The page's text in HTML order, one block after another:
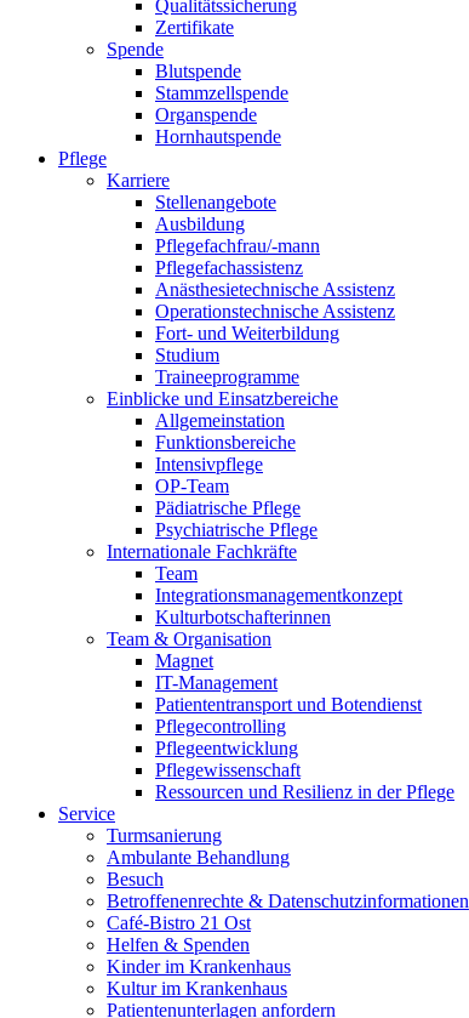
Qualitätssicherung
Zertifikate
Spende
Blutspende
Stammzellspende
Organspende
Hornhautspende
Pflege
Karriere
Stellenangebote
Ausbildung
Pflegefachfrau/-mann
Pflegefachassistenz
Anästhesietechnische Assistenz
Operationstechnische Assistenz
Fort- und Weiterbildung
Studium
Traineeprogramme
Einblicke und Einsatzbereiche
Allgemeinstation
Funktionsbereiche
Intensivpflege
OP-Team
Pädiatrische Pflege
Psychiatrische Pflege
Internationale Fachkräfte
Team
Integrationsmanagementkonzept
Kulturbotschafterinnen
Team & Organisation
Magnet
IT-Management
Patiententransport und Botendienst
Pflegecontrolling
Pflegeentwicklung
Pflegewissenschaft
Ressourcen und Resilienz in der Pflege
Service
Turmsanierung
Ambulante Behandlung
Besuch
Betroffenenrechte & Datenschutzinformationen
Café-Bistro 21 Ost
Helfen & Spenden
Kinder im Krankenhaus
Kultur im Krankenhaus
Patientenunterlagen anfordern